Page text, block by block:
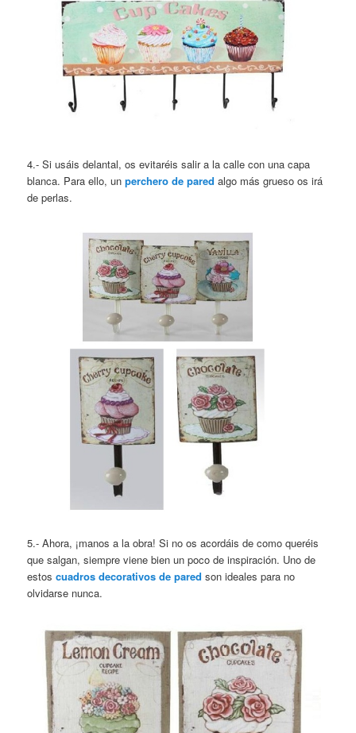
4.- Si usáis delantal, os evitaréis salir a la calle con una capa
blanca. Para ello, unperchero de pared algo más grueso os irá
de perlas.
5.- Ahora, ¡manos a la obra! Si no os acordáis de como queréis
que salgan, siempre viene bien un poco de inspiración. Uno de
estoscuadros decorativos de pared son ideales para no
olvidarse nunca.